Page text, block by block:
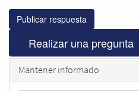
Publicar respuesta
Realizar una pregunta
Mantener informado